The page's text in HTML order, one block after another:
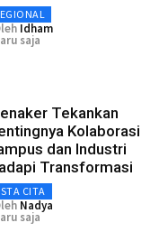
Idham
saja
Tekankan
Kolaborasi
dan Industri
Transformasi
CITA
Nadya
saja